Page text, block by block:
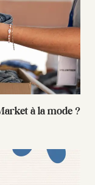
à la mode ?